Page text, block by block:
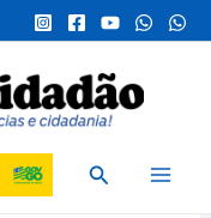
Pesquisar